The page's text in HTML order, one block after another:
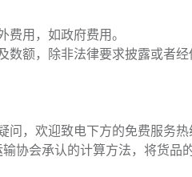
用，如政府费用。
额，除非法律要求披露或者
，欢迎致电下方的免费服务热
协会承认的计算方法，将货品